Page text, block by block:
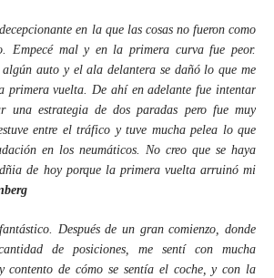
en la que las cosas no fueron como
Empecé mal y en la primera curva fue peor.
algún auto y el ala delantera se dañó lo que me
vuelta. De ahí en adelante fue intentar
una estrategia de dos paradas pero fue muy
entre el tráfico y tuve mucha pelea lo que
en los neumáticos. No creo que se haya
de hoy porque la primera vuelta arruinó mi
Después de un gran comienzo, donde
de posiciones, me sentí con mucha
contento de cómo se sentía el coche, y con la